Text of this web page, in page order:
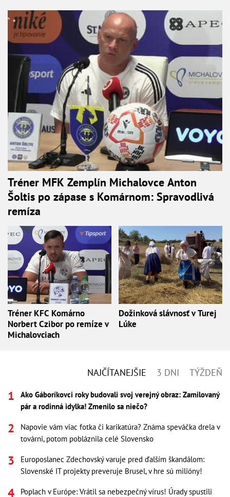
Tréner MFK Zemplín Michalovce Anton
Šoltis po zápase s Komárnom: Spravodlivá
remíza
Tréner KFC Komárno
Norbert Czibor po remíze v
Michalovciach
Dožinková slávnosť v Turej
Lúke
NAJČÍTANEJŠIE 3 DNI TÝŽDEŇ
Ako Gáboríkovci roky budovali svoj verejný obraz: Zamilovaný
pár a rodinná idylka! Zmenilo sa niečo?
Napovie vám viac fotka či karikatúra? Známa speváčka drela v
továrni, potom pobláznila celé Slovensko
Europoslanec Zdechovský varuje pred ďalším škandálom:
Slovenské IT projekty preveruje Brusel, v hre sú milióny!
Poplach v Európe: Vrátil sa nebezpečný vírus! Úrady spustili